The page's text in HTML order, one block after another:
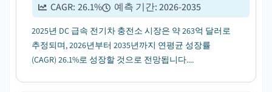
CAGR: 26.1% 예측 기간:2026-2035
2025년 DC 급속 전기차 충전소 시장은 약 263억 달러로
추정되며, 2026년부터 2035년까지 연평균 성장률
(CAGR) 26.1%로 성장할 것으로 전망됩니다....